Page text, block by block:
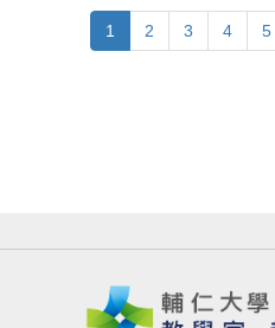
1 2 3 4 5